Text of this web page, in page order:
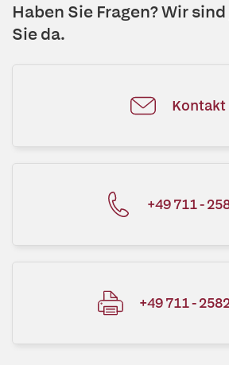
Haben Sie Fragen? Wir
Sie da.
Kontakt
+49 711 -
+49 711 -